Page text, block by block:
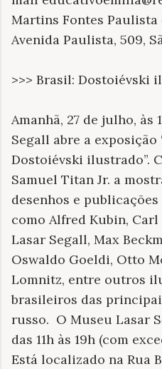
Martins Fontes
Avenida Paulista, 509,
>>> Brasil: Dostoiévski
Amanhã, 27 de julho, às
Segall abre a exposição
Dostoiévski ilustrado”.
Samuel Titan Jr. a
desenhos e
como Alfred Kubin,
Lasar Segall, Max
Oswaldo Goeldi, Otto
Lomnitz, entre outros
brasileiros das
russo. O Museu Lasar
das 11h às 19h (com
Está localizado na Rua